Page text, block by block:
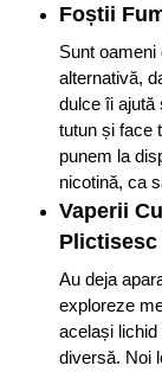
Foștii
Sunt
alternativă,
dulce îi ajută
tutun și face
punem la
nicotină, ca
Vaperii
Plictisesc
Au deja
exploreze
același
diversă. Noi